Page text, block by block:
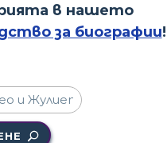
в нашето
за биографии!